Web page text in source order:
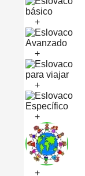
+
+
+
+
+